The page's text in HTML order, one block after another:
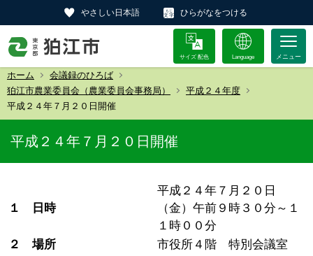
やさしい日本語 ひらがなをつける
サイズ 配色 Language
ホーム
会議録のひろば
狛江市農業委員会（農業委員会事務局）
平成２４年度
平成２４年７月２０日開催
平成２４年７月２０日開催
１ 日時
平成２４年７月２０日
（金）午前９時３０分～１
１時００分
２ 場所
市役所４階 特別会議室